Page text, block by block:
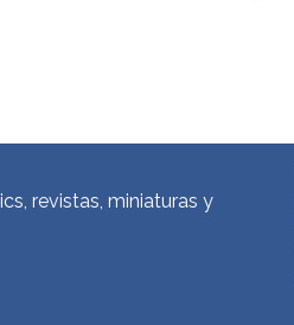
revistas, miniaturas y